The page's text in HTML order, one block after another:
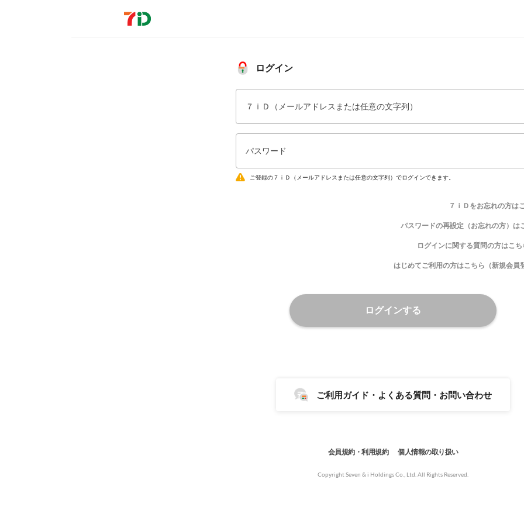
ログイン
７ｉＤ（メールアドレスまたは任意の文字列）
パスワード
ご登録の７ｉＤ（メールアドレスまたは任意の文字列）でログインできます。
７ｉＤをお忘れの方は
パスワードの再設定（お忘れの方）は
ログインに関する質問の方はこち
はじめてご利用の方はこちら（新規会員
ログインする
ご利用ガイド・よくある質問・お問い合わせ
会員規約・利用規約 個人情報の取り扱い
Copyright Seven & i Holdings Co., Ltd. All Rights Reserved.